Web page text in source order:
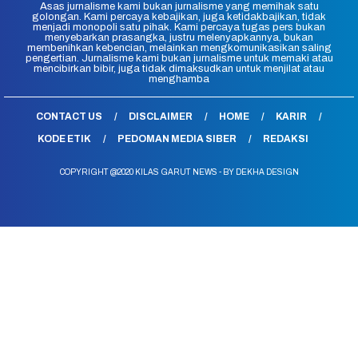
Asas jurnalisme kami bukan jurnalisme yang memihak satu
golongan. Kami percaya kebajikan, juga ketidakbajikan, tidak
menjadi monopoli satu pihak. Kami percaya tugas pers bukan
menyebarkan prasangka, justru melenyapkannya, bukan
membenihkan kebencian, melainkan mengkomunikasikan saling
pengertian. Jurnalisme kami bukan jurnalisme untuk memaki atau
mencibirkan bibir, juga tidak dimaksudkan untuk menjilat atau
menghamba
CONTACT US DISCLAIMER HOME
KARIR
KODE ETIK
PEDOMAN MEDIA SIBER REDAKSI
COPYRIGHT @2020 KILAS GARUT NEWS - BY DEKHA DESIGN